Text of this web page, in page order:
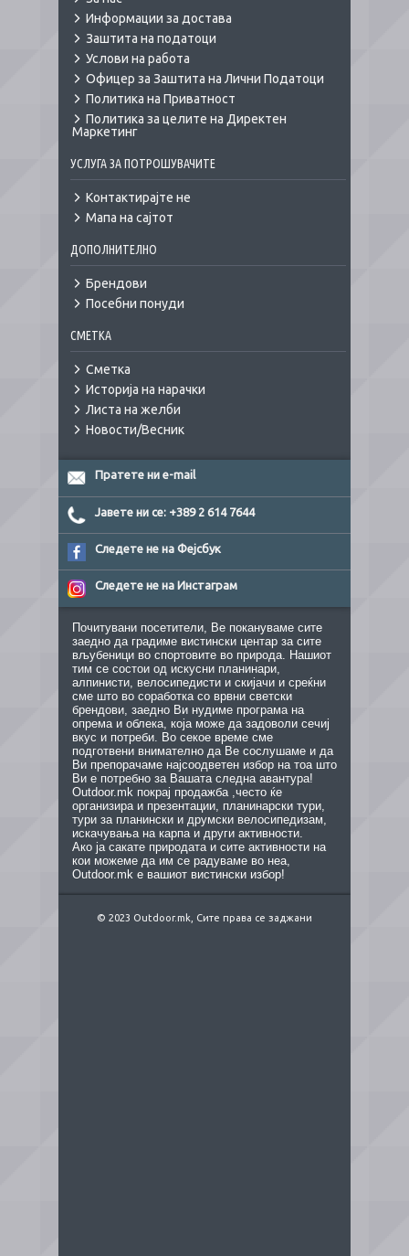
Информации за достава
Заштита на податоци
Услови на работа
Офицер за Заштита на Лични Податоци
Политика на Приватност
Политика за целите на Директен
Маркетинг
УСЛУГА ЗА ПОТРОШУВАЧИТЕ
Контактирајте не
Мапа на сајтот
ДОПОЛНИТЕЛНО
Брендови
Посебни понуди
СМЕТКА
Сметка
Историја на нарачки
Листа на желби
Новости/Весник
Пратете ни e-mail
Јавете ни се: +389 2 614 7644
Следете не на Фејсбук
Следете не на Инстаграм
Почитувани посетители, Ве покануваме сите
заедно да градиме вистински центар за сите
вљубеници во спортовите во природа. Нашиот
тим се состои од искусни планинари,
алпинисти, велосипедисти и скијачи и среќни
сме што во соработка со врвни светски
брендови, заедно Ви нудиме програма на
опрема и облека, која може да задоволи сечиј
вкус и потреби. Во секое време сме
подготвени внимателно да Ве сослушаме и да
Ви препорачаме најсоодветен избор на тоа што
Ви е потребно за Вашата следна авантура!
Outdoor.mk покрај продажба ,често ќе
организира и презентации, планинарски тури,
тури за планински и друмски велосипедизам,
искачувања на карпа и други активности.
Ако ја сакате природата и сите активности на
кои можеме да им се радуваме во неа,
Outdoor.mk е вашиот вистински избор!
© 2023 Outdoor.mk, Сите права се заджани